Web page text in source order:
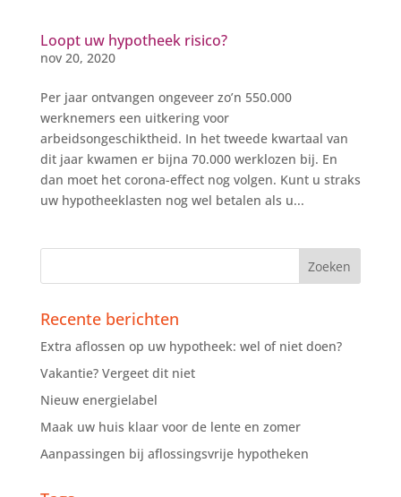
Loopt uw hypotheek risico?
nov 20, 2020
Per jaar ontvangen ongeveer zo’n 550.000
werknemers een uitkering voor
arbeidsongeschiktheid. In het tweede kwartaal van
dit jaar kwamen er bijna 70.000 werklozen bij. En
dan moet het corona-effect nog volgen. Kunt u straks
uw hypotheeklasten nog wel betalen als u...
Recente berichten
Extra aflossen op uw hypotheek: wel of niet doen?
Vakantie? Vergeet dit niet
Nieuw energielabel
Maak uw huis klaar voor de lente en zomer
Aanpassingen bij aflossingsvrije hypotheken